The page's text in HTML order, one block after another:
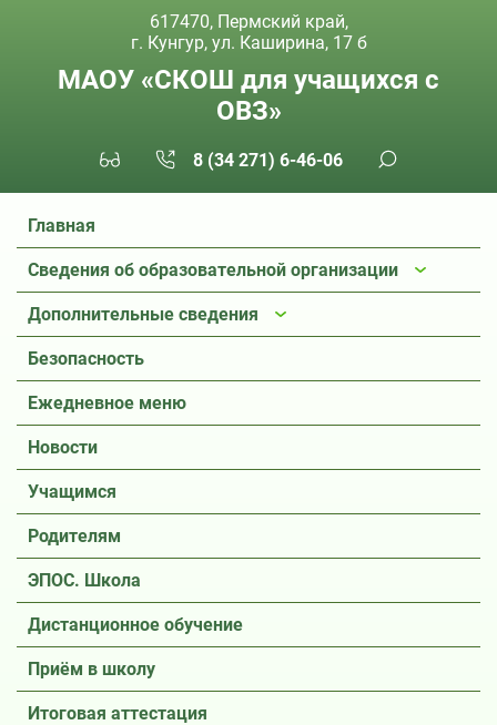
617470, Пермский край,
г. Кунгур, ул. Каширина, 17 б
МАОУ «СКОШ для учащихся с
ОВЗ»
8 (34 271) 6-46-06
Главная
Сведения об образовательной организации
Дополнительные сведения
Безопасность
Ежедневное меню
Новости
Учащимся
Родителям
ЭПОС. Школа
Дистанционное обучение
Приём в школу
Итоговая аттестация